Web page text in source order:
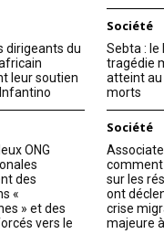
dirigeants du
leur soutien
Société
Sebta : le
tragédie
atteint au
morts
ONG
des
«
» et des
vers le
Société
sur les
ont
crise
majeure